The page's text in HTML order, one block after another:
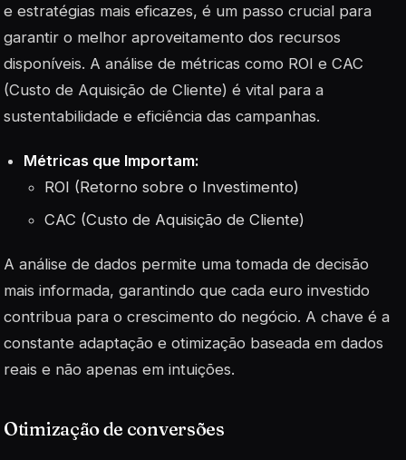
e estratégias mais eficazes, é um passo crucial para
garantir o melhor aproveitamento dos recursos
disponíveis. A análise de métricas como ROI e CAC
(Custo de Aquisição de Cliente) é vital para a
sustentabilidade e eficiência das campanhas.
Métricas que Importam:
ROI (Retorno sobre o Investimento)
CAC (Custo de Aquisição de Cliente)
A análise de dados permite uma tomada de decisão
mais informada, garantindo que cada euro investido
contribua para o crescimento do negócio. A chave é a
constante adaptação e otimização baseada em dados
reais e não apenas em intuições.
Otimização de conversões